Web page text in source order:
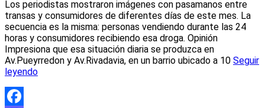
Los periodistas mostraron imágenes con pasamanos entre
transas y consumidores de diferentes días de este mes. La
secuencia es la misma: personas vendiendo durante las 24
horas y consumidores recibiendo esa droga. Opinión
Impresiona que esa situación diaria se produzca en
Av.Pueyrredon y Av.Rivadavia, en un barrio ubicado a 10 Seguir
leyendo